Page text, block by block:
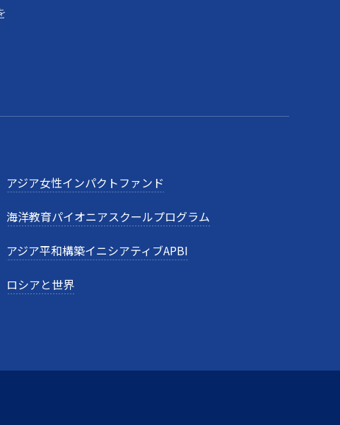
アジア女性インパクトファンド
海洋教育パイオニアスクールプログラム
アジア平和構築イニシアティブAPBI
ロシアと世界